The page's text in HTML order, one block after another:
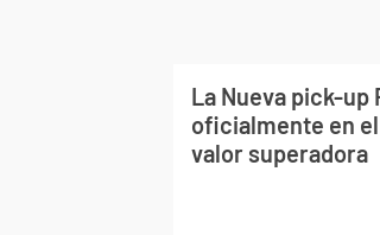
La Nueva pick-
oficialmente en
valor superadora